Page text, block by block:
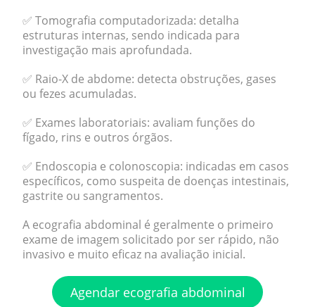
✅ Tomografia computadorizada: detalha
estruturas internas, sendo indicada para
investigação mais aprofundada.
✅ Raio-X de abdome: detecta obstruções, gases
ou fezes acumuladas.
✅ Exames laboratoriais: avaliam funções do
fígado, rins e outros órgãos.
✅ Endoscopia e colonoscopia: indicadas em casos
específicos, como suspeita de doenças intestinais,
gastrite ou sangramentos.
A ecografia abdominal é geralmente o primeiro
exame de imagem solicitado por ser rápido, não
invasivo e muito eficaz na avaliação inicial.
Agendar ecografia abdominal